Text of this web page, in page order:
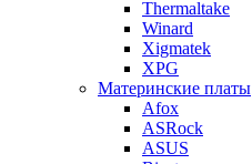
Thermaltake
Winard
Xigmatek
XPG
Материнские платы
Afox
ASRock
ASUS